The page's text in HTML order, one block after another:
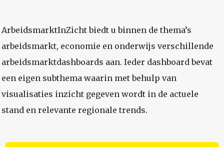
ArbeidsmarktInZicht biedt u binnen de thema’s
arbeidsmarkt, economie en onderwijs verschillende
arbeidsmarktdashboards aan. Ieder dashboard bevat
een eigen subthema waarin met behulp van
visualisaties inzicht gegeven wordt in de actuele
stand en relevante regionale trends.